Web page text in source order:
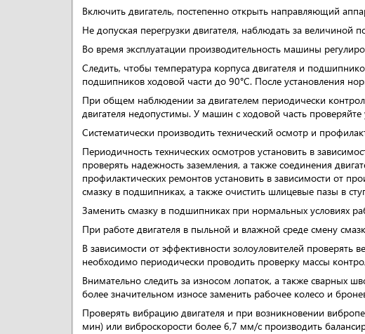
Включить двигатель, постепенно открыть направляющий
Не допуская перегрузки двигателя, наблюдать за
Во время эксплуатации производительность машины
Следить, чтобы температура корпуса двигателя и
подшипников ходовой части до 90°С. После установления
При общем наблюдении за двигателем периодически
двигателя недопустимы. У машин с ходовой часть проверяйте
Систематически производить технический осмотр и
Периодичность технических осмотров установить в
проверять надежность заземления, а также соединения
профилактических ремонтов установить в зависимости от
смазку в подшипниках, а также очистить шлицевые пазы в
Заменить смазку в подшипниках при нормальных условиях
При работе двигателя в пыльной и влажной среде смену
В зависимости от эффективности золоуловителей проверять
необходимо периодически проводить проверку массы
Внимательно следить за износом лопаток, а также сварных
более значительном износе заменить рабочее колесо и
Проверять вибрацию двигателя и при возникновении
мин) или виброскорости более 6,7 мм/с производить